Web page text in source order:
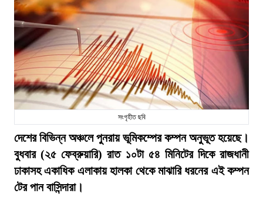
সংগৃহীত ছবি
দেশের বিভিন্ন অঞ্চলে পুনরায় ভূমিকম্পের কম্পন অনুভূত হয়েছে।
বুধবার (২৫ ফেব্রুয়ারি) রাত ১০টা ৫৪ মিনিটের দিকে রাজধানী
ঢাকাসহ একাধিক এলাকায় হালকা থেকে মাঝারি ধরনের এই কম্পন
টের পান বাসিন্দারা।